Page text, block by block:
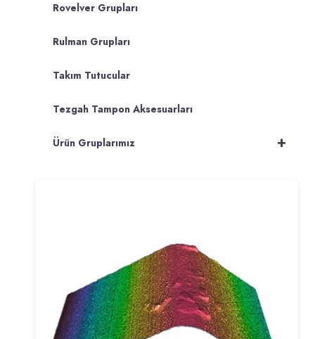
Rovelver Grupları
Rulman Grupları
Takım Tutucular
Tezgah Tampon Aksesuarları
+
Ürün Gruplarımız